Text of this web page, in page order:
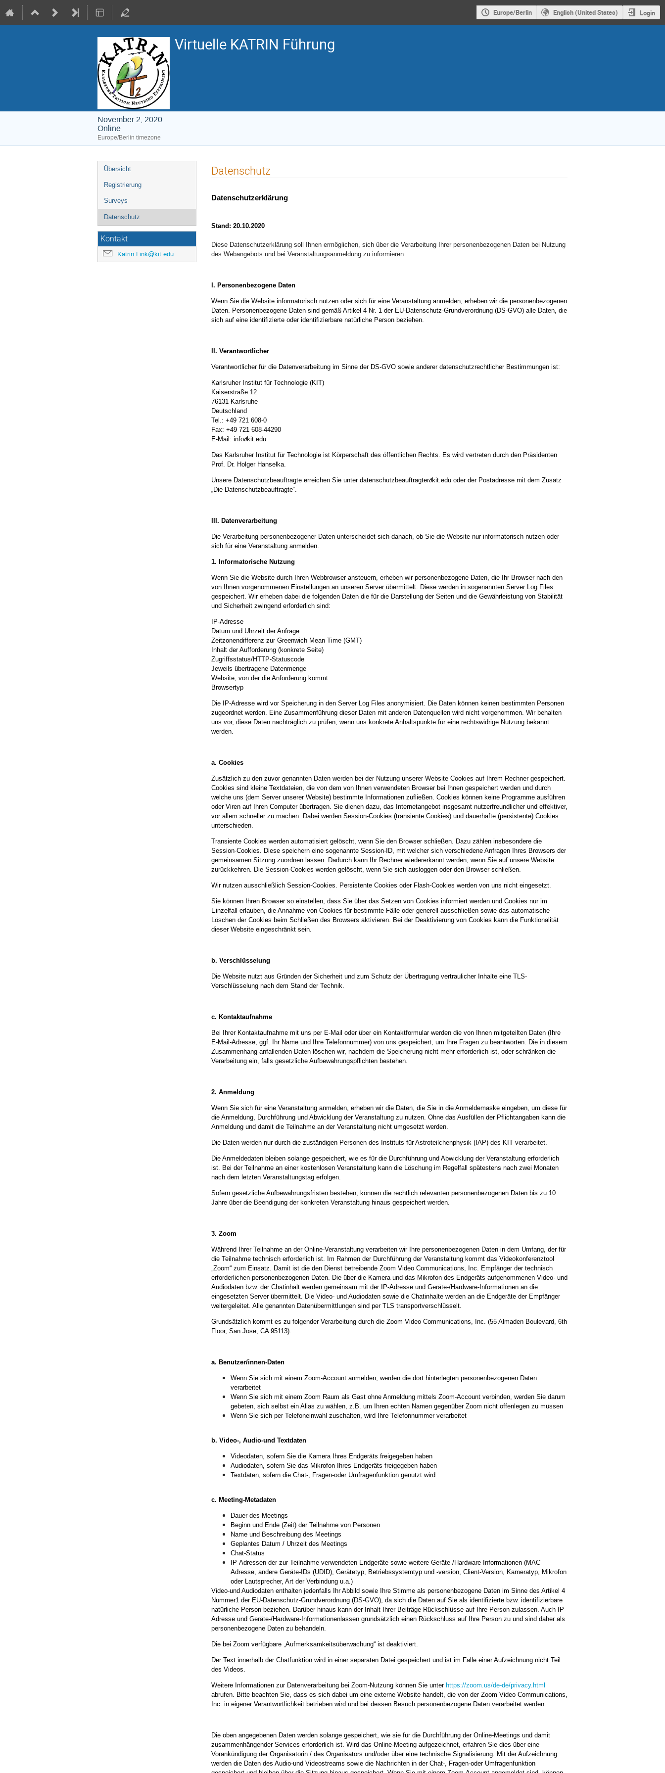
Europe/Berlin English (United States) Login
Virtuelle KATRIN Führung
November 2, 2020
Online
Europe/Berlin timezone
Event
menu
Übersicht
Registrierung
Surveys
Datenschutz
Kontakt
Katrin.Link@kit.edu
Datenschutz
Datenschutzerklärung
Stand: 20.10.2020
Diese Datenschutzerklärung soll Ihnen ermöglichen, sich über die Verarbeitung Ihrer personenbezogenen Daten bei Nutzung
des Webangebots und bei Veranstaltungsanmeldung zu informieren.
I. Personenbezogene Daten
Wenn Sie die Website informatorisch nutzen oder sich für eine Veranstaltung anmelden, erheben wir die personenbezogenen
Daten. Personenbezogene Daten sind gemäß Artikel 4 Nr. 1 der EU-Datenschutz-Grundverordnung (DS-GVO) alle Daten, die
sich auf eine identifizierte oder identifizierbare natürliche Person beziehen.
II. Verantwortlicher
Verantwortlicher für die Datenverarbeitung im Sinne der DS-GVO sowie anderer datenschutzrechtlicher Bestimmungen ist:
Karlsruher Institut für Technologie (KIT)
Kaiserstraße 12
76131 Karlsruhe
Deutschland
Tel.: +49 721 608-0
Fax: +49 721 608-44290
E-Mail: info∂kit.edu
Das Karlsruher Institut für Technologie ist Körperschaft des öffentlichen Rechts. Es wird vertreten durch den Präsidenten
Prof. Dr. Holger Hanselka.
Unsere Datenschutzbeauftragte erreichen Sie unter datenschutzbeauftragter∂kit.edu oder der Postadresse mit dem Zusatz
„Die Datenschutzbeauftragte“.
III. Datenverarbeitung
Die Verarbeitung personenbezogener Daten unterscheidet sich danach, ob Sie die Website nur informatorisch nutzen oder
sich für eine Veranstaltung anmelden.
1. Informatorische Nutzung
Wenn Sie die Website durch Ihren Webbrowser ansteuern, erheben wir personenbezogene Daten, die Ihr Browser nach den
von Ihnen vorgenommenen Einstellungen an unseren Server übermittelt. Diese werden in sogenannten Server Log Files
gespeichert. Wir erheben dabei die folgenden Daten die für die Darstellung der Seiten und die Gewährleistung von Stabilität
und Sicherheit zwingend erforderlich sind:
IP-Adresse
Datum und Uhrzeit der Anfrage
Zeitzonendifferenz zur Greenwich Mean Time (GMT)
Inhalt der Aufforderung (konkrete Seite)
Zugriffsstatus/HTTP-Statuscode
Jeweils übertragene Datenmenge
Website, von der die Anforderung kommt
Browsertyp
Die IP-Adresse wird vor Speicherung in den Server Log Files anonymisiert. Die Daten können keinen bestimmten Personen
zugeordnet werden. Eine Zusammenführung dieser Daten mit anderen Datenquellen wird nicht vorgenommen. Wir behalten
uns vor, diese Daten nachträglich zu prüfen, wenn uns konkrete Anhaltspunkte für eine rechtswidrige Nutzung bekannt
werden.
a. Cookies
Zusätzlich zu den zuvor genannten Daten werden bei der Nutzung unserer Website Cookies auf Ihrem Rechner gespeichert.
Cookies sind kleine Textdateien, die von dem von Ihnen verwendeten Browser bei Ihnen gespeichert werden und durch
welche uns (dem Server unserer Website) bestimmte Informationen zufließen. Cookies können keine Programme ausführen
oder Viren auf Ihren Computer übertragen. Sie dienen dazu, das Internetangebot insgesamt nutzerfreundlicher und effektiver,
vor allem schneller zu machen. Dabei werden Session-Cookies (transiente Cookies) und dauerhafte (persistente) Cookies
unterschieden.
Transiente Cookies werden automatisiert gelöscht, wenn Sie den Browser schließen. Dazu zählen insbesondere die
Session-Cookies. Diese speichern eine sogenannte Session-ID, mit welcher sich verschiedene Anfragen Ihres Browsers der
gemeinsamen Sitzung zuordnen lassen. Dadurch kann Ihr Rechner wiedererkannt werden, wenn Sie auf unsere Website
zurückkehren. Die Session-Cookies werden gelöscht, wenn Sie sich ausloggen oder den Browser schließen.
Wir nutzen ausschließlich Session-Cookies. Persistente Cookies oder Flash-Cookies werden von uns nicht eingesetzt.
Sie können Ihren Browser so einstellen, dass Sie über das Setzen von Cookies informiert werden und Cookies nur im
Einzelfall erlauben, die Annahme von Cookies für bestimmte Fälle oder generell ausschließen sowie das automatische
Löschen der Cookies beim Schließen des Browsers aktivieren. Bei der Deaktivierung von Cookies kann die Funktionalität
dieser Website eingeschränkt sein.
b. Verschlüsselung
Die Website nutzt aus Gründen der Sicherheit und zum Schutz der Übertragung vertraulicher Inhalte eine TLS-
Verschlüsselung nach dem Stand der Technik.
c. Kontaktaufnahme
Bei Ihrer Kontaktaufnahme mit uns per E-Mail oder über ein Kontaktformular werden die von Ihnen mitgeteilten Daten (Ihre
E-Mail-Adresse, ggf. Ihr Name und Ihre Telefonnummer) von uns gespeichert, um Ihre Fragen zu beantworten. Die in diesem
Zusammenhang anfallenden Daten löschen wir, nachdem die Speicherung nicht mehr erforderlich ist, oder schränken die
Verarbeitung ein, falls gesetzliche Aufbewahrungspflichten bestehen.
2. Anmeldung
Wenn Sie sich für eine Veranstaltung anmelden, erheben wir die Daten, die Sie in die Anmeldemaske eingeben, um diese für
die Anmeldung, Durchführung und Abwicklung der Veranstaltung zu nutzen. Ohne das Ausfüllen der Pflichtangaben kann die
Anmeldung und damit die Teilnahme an der Veranstaltung nicht umgesetzt werden.
Die Daten werden nur durch die zuständigen Personen des Instituts für Astroteilchenphysik (IAP) des KIT verarbeitet.
Die Anmeldedaten bleiben solange gespeichert, wie es für die Durchführung und Abwicklung der Veranstaltung erforderlich
ist. Bei der Teilnahme an einer kostenlosen Veranstaltung kann die Löschung im Regelfall spätestens nach zwei Monaten
nach dem letzten Veranstaltungstag erfolgen.
Sofern gesetzliche Aufbewahrungsfristen bestehen, können die rechtlich relevanten personenbezogenen Daten bis zu 10
Jahre über die Beendigung der konkreten Veranstaltung hinaus gespeichert werden.
3. Zoom
Während Ihrer Teilnahme an der Online-Veranstaltung verarbeiten wir Ihre personenbezogenen Daten in dem Umfang, der für
die Teilnahme technisch erforderlich ist. Im Rahmen der Durchführung der Veranstaltung kommt das Videokonferenztool
„Zoom“ zum Einsatz. Damit ist die den Dienst betreibende Zoom Video Communications, Inc. Empfänger der technisch
erforderlichen personenbezogenen Daten. Die über die Kamera und das Mikrofon des Endgeräts aufgenommenen Video- und
Audiodaten bzw. der Chatinhalt werden gemeinsam mit der IP-Adresse und Geräte-/Hardware-Informationen an die
eingesetzten Server übermittelt. Die Video- und Audiodaten sowie die Chatinhalte werden an die Endgeräte der Empfänger
weitergeleitet. Alle genannten Datenübermittlungen sind per TLS transportverschlüsselt.
Grundsätzlich kommt es zu folgender Verarbeitung durch die Zoom Video Communications, Inc. (55 Almaden Boulevard, 6th
Floor, San Jose, CA 95113):
a. Benutzer/innen-Daten
Wenn Sie sich mit einem Zoom-Account anmelden, werden die dort hinterlegten personenbezogenen Daten
verarbeitet
Wenn Sie sich mit einem Zoom Raum als Gast ohne Anmeldung mittels Zoom-Account verbinden, werden Sie darum
gebeten, sich selbst ein Alias zu wählen, z.B. um Ihren echten Namen gegenüber Zoom nicht offenlegen zu müssen
Wenn Sie sich per Telefoneinwahl zuschalten, wird Ihre Telefonnummer verarbeitet
b. Video-, Audio-und Textdaten
Videodaten, sofern Sie die Kamera Ihres Endgeräts freigegeben haben
Audiodaten, sofern Sie das Mikrofon Ihres Endgeräts freigegeben haben
Textdaten, sofern die Chat-, Fragen-oder Umfragenfunktion genutzt wird
c. Meeting-Metadaten
Dauer des Meetings
Beginn und Ende (Zeit) der Teilnahme von Personen
Name und Beschreibung des Meetings
Geplantes Datum / Uhrzeit des Meetings
Chat-Status
IP-Adressen der zur Teilnahme verwendeten Endgeräte sowie weitere Geräte-/Hardware-Informationen (MAC-
Adresse, andere Geräte-IDs (UDID), Gerätetyp, Betriebssystemtyp und -version, Client-Version, Kameratyp, Mikrofon
oder Lautsprecher, Art der Verbindung u.a.)
Video-und Audiodaten enthalten jedenfalls Ihr Abbild sowie Ihre Stimme als personenbezogene Daten im Sinne des Artikel 4
Nummer1 der EU-Datenschutz-Grundverordnung (DS-GVO), da sich die Daten auf Sie als identifizierte bzw. identifizierbare
natürliche Person beziehen. Darüber hinaus kann der Inhalt Ihrer Beiträge Rückschlüsse auf Ihre Person zulassen. Auch IP-
Adresse und Geräte-/Hardware-Informationenlassen grundsätzlich einen Rückschluss auf Ihre Person zu und sind daher als
personenbezogene Daten zu behandeln.
Die bei Zoom verfügbare „Aufmerksamkeitsüberwachung“ ist deaktiviert.
Der Text innerhalb der Chatfunktion wird in einer separaten Datei gespeichert und ist im Falle einer Aufzeichnung nicht Teil
des Videos.
Weitere Informationen zur Datenverarbeitung bei Zoom-Nutzung können Sie unter https://zoom.us/de-de/privacy.html
abrufen. Bitte beachten Sie, dass es sich dabei um eine externe Website handelt, die von der Zoom Video Communications,
Inc. in eigener Verantwortlichkeit betrieben wird und bei dessen Besuch personenbezogene Daten verarbeitet werden.
Die oben angegebenen Daten werden solange gespeichert, wie sie für die Durchführung der Online-Meetings und damit
zusammenhängender Services erforderlich ist. Wird das Online-Meeting aufgezeichnet, erfahren Sie dies über eine
Vorankündigung der Organisatorin / des Organisators und/oder über eine technische Signalisierung. Mit der Aufzeichnung
werden die Daten des Audio-und Videostreams sowie die Nachrichten in der Chat-, Fragen-oder Umfragenfunktion